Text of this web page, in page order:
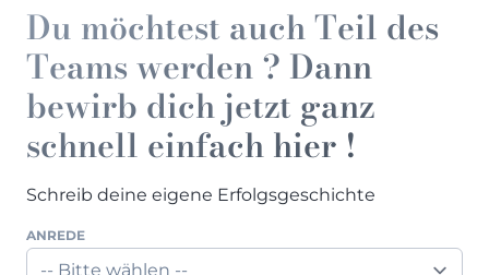
Schlafzimmer
Esszimmer
Du möchtest auch Teil des
Teams werden ? Dann
bewirb dich jetzt ganz
schnell einfach hier !
Schreib deine eigene Erfolgsgeschichte
ANREDE